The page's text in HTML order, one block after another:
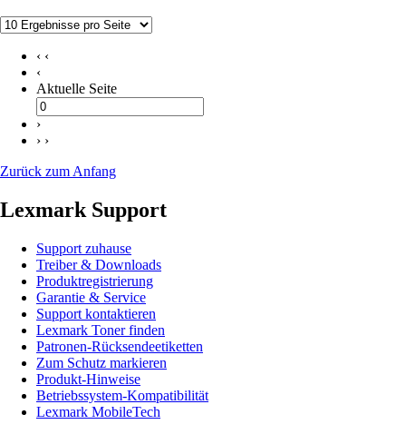
‹ ‹
‹
Aktuelle Seite
›
› ›
Zurück zum Anfang
Lexmark Support
Support zuhause
Treiber & Downloads
Produktregistrierung
Garantie & Service
Support kontaktieren
Lexmark Toner finden
Patronen-Rücksendeetiketten
Zum Schutz markieren
Produkt-Hinweise
Betriebssystem-Kompatibilität
Lexmark MobileTech